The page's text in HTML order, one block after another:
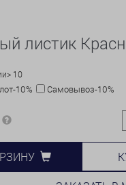
листик
> 10
10% Самовывоз-10%